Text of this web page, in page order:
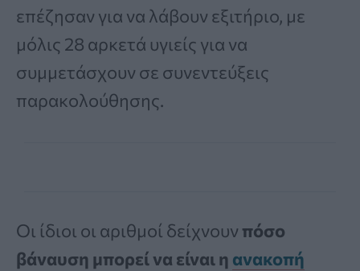
επέζησαν για να λάβουν εξιτήριο, με
μόλις 28 αρκετά υγιείς για να
συμμετάσχουν σε συνεντεύξεις
παρακολούθησης.
Οι ίδιοι οι αριθμοί δείχνουν πόσο
βάναυση μπορεί να είναι η ανακοπή